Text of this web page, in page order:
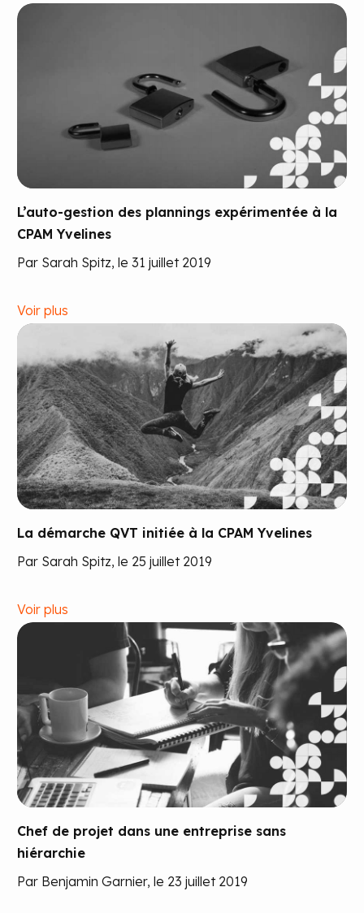
L’auto-gestion des plannings expérimentée à la
CPAM Yvelines
Par Sarah Spitz, le 31 juillet 2019
Voir plus
La démarche QVT initiée à la CPAM Yvelines
Par Sarah Spitz, le 25 juillet 2019
Voir plus
Chef de projet dans une entreprise sans
hiérarchie
Par Benjamin Garnier, le 23 juillet 2019